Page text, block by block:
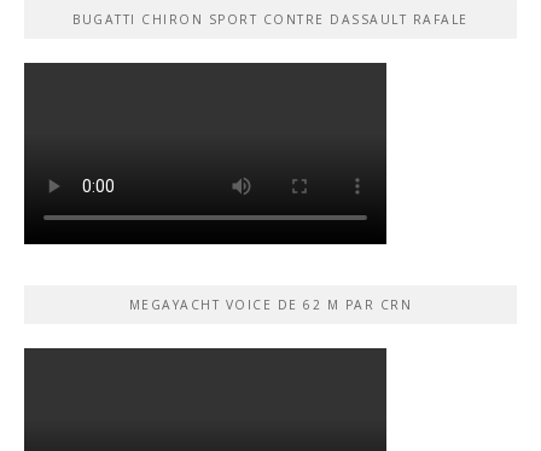
BUGATTI CHIRON SPORT CONTRE DASSAULT RAFALE
MEGAYACHT VOICE DE 62 M PAR CRN